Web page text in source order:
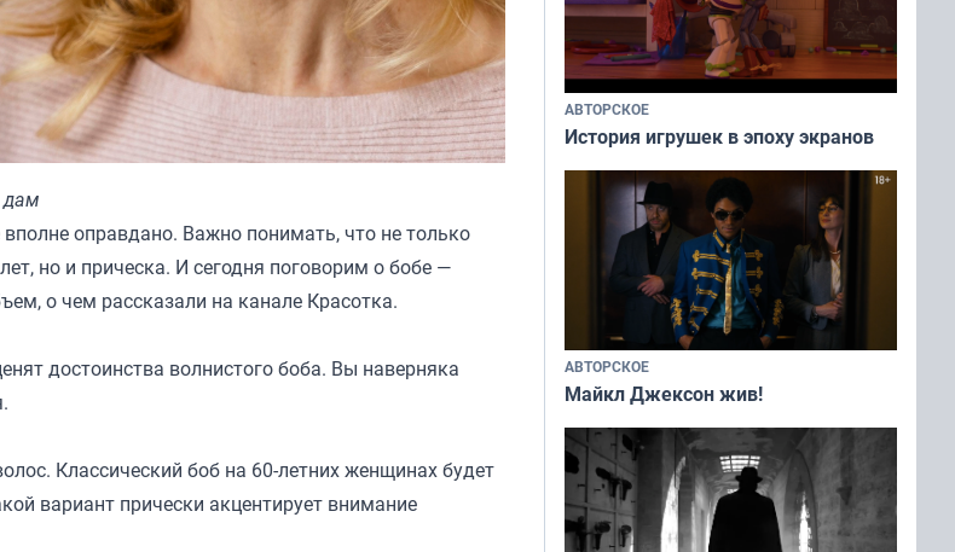
дам
оправдано. Важно понимать, что не только
но и прическа. И сегодня поговорим о бобе —
о чем рассказали на канале Красотка.
достоинства волнистого боба. Вы наверняка
Классический боб на 60-летних женщинах будет
вариант прически акцентирует внимание
АВТОРСКОЕ
История игрушек в эпоху экранов
АВТОРСКОЕ
Майкл Джексон жив!